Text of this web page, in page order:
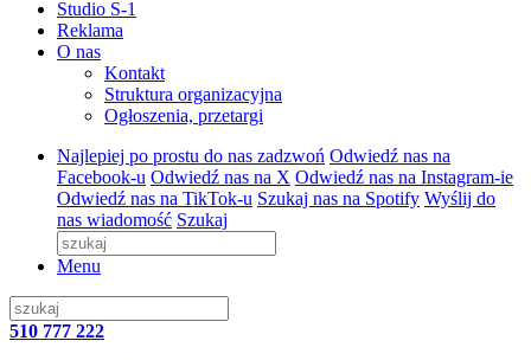
Studio S-1
Reklama
O nas
Kontakt
Struktura organizacyjna
Ogłoszenia, przetargi
Najlepiej po prostu do nas zadzwoń Odwiedź nas na
Facebook-u Odwiedź nas na X Odwiedź nas na Instagram-ie
Odwiedź nas na TikTok-u Szukaj nas na Spotify Wyślij do
nas wiadomość Szukaj
Menu
510 777 222